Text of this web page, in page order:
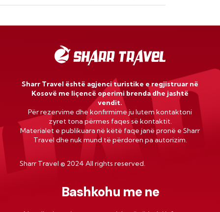
Sharr Travel është agjenci turistike e regjistruar në
Kosovë me liçencë operimi brenda dhe jashtë
vendit.
Për rezervime dhe konfirmime ju lutem kontaktoni
zyret tona përmes faqes së kontaktit.
Materialet e publikuara në këtë faqe janë pronë e Sharr
Travel dhe nuk mund të përdoren pa autorizim.
Sharr Travel © 2024 All rights reserved.
Bashkohu me ne